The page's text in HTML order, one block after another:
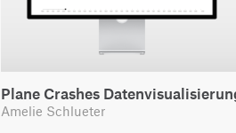
Plane Crashes
Amelie Schlueter